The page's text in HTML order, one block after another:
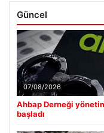
Güncel
07/08/2026
Ahbap Derneği
başladı